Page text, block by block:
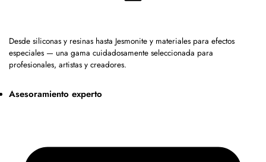
Desde siliconas y resinas hasta Jesmonite y materiales para efectos
especiales — una gama cuidadosamente seleccionada para
profesionales, artistas y creadores.
Asesoramiento experto